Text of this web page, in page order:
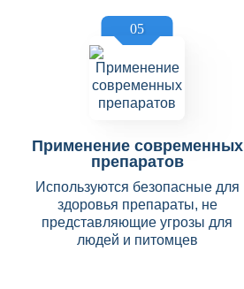
05
Применение современных
препаратов
Используются безопасные для
здоровья препараты, не
представляющие угрозы для
людей и питомцев